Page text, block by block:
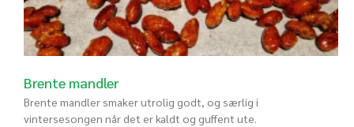
Brente mandler
Brente mandler smaker utrolig godt, og særlig i
vintersesongen når det er kaldt og guffent ute.